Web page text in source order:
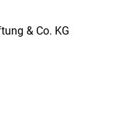
& Co. KG